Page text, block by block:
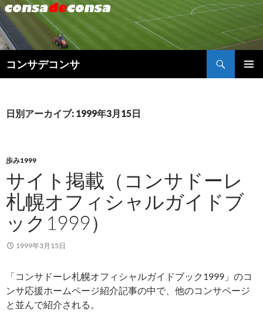
コンサデコンサ
索
ン
キ
ッ
プ
日別アーカイブ: 1999年3月15日
歩み1999
サイト掲載（コンサドーレ
札幌オフィシャルガイドブ
ック1999）
1999年3月15日
「コンサドーレ札幌オフィシャルガイドブック1999」のコ
ンサ応援ホームページ紹介記事の中で、他のコンサページ
と並んで紹介される。